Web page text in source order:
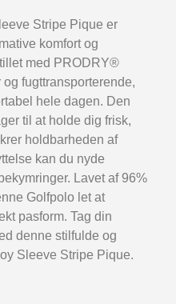
Stripe Pique er
komfort og
med PRODRY®
fugttransporterende,
hele dagen. Den
til at holde dig frisk,
holdbarheden af
kan du nyde
Lavet af 96%
Golfpolo let at
pasform. Tag din
denne stilfulde og
Sleeve Stripe Pique.